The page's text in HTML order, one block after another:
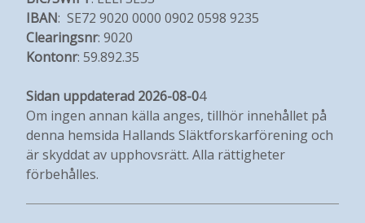
IBAN: SE72 9020 0000 0902 0598 9235
Clearingsnr: 9020
Kontonr: 59.892.35
Sidan uppdaterad 2026-08-04
Om ingen annan källa anges, tillhör innehållet på
denna hemsida Hallands Släktforskarförening och
är skyddat av upphovsrätt. Alla rättigheter
förbehålles.